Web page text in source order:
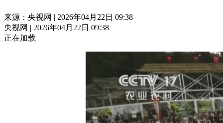
新闻 国内 国际
人民领袖习近平
直播中国 熊
比划 快看 蓝海中国 新
直播 竞猜 2026年世界杯 2026年
CCTV奥林匹克频道 生活体育大会
来源：央视网 | 2026年04月22日 09:38
央视网 | 2026年04月22日 09:38
正在加载